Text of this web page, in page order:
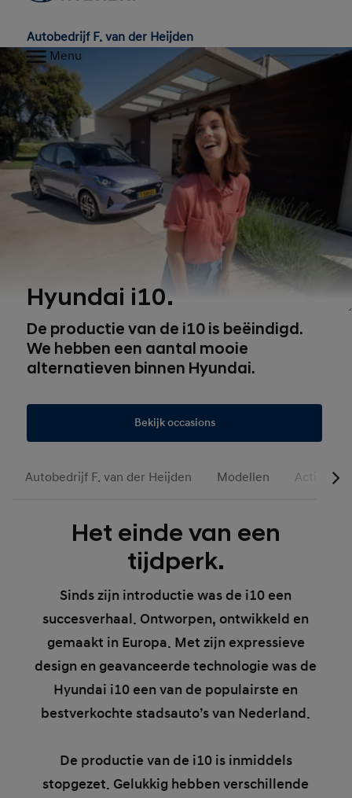
Autobedrijf F. van der Heijden
Menu
Hyundai i10.
De productie van de i10 is beëindigd.
We hebben een aantal mooie
alternatieven binnen Hyundai.
Bekijk occasions
Autobedrijf F. van der Heijden Modellen Acties
Het einde van een
tijdperk.
Sinds zijn introductie was de i10 een
succesverhaal. Ontworpen, ontwikkeld en
gemaakt in Europa. Met zijn expressieve
design en geavanceerde technologie was de
Hyundai i10 een van de populairste en
bestverkochte stadsauto’s van Nederland.
De productie van de i10 is inmiddels
stopgezet. Gelukkig hebben verschillende